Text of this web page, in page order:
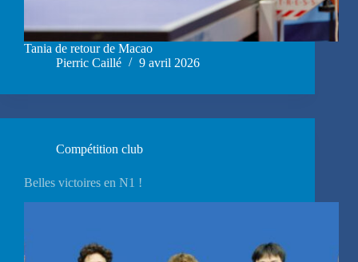
Tania de retour de Macao
Pierric Caillé
9 avril 2026
Compétition club
Belles victoires en N1 !